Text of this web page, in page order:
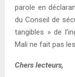
parole en
du Conseil de
tangibles » de
Mali ne fait pas
Chers lecteurs,